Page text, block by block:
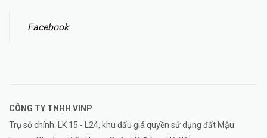
Facebook
CÔNG TY TNHH VINP
Trụ sở chính: LK 15 - L24, khu đấu giá quyền sử dụng đất Mậu